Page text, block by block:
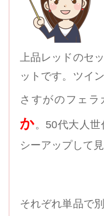
上品レッドのセ
ットです。ツイ
さすがのフェラ
か。50代大人
シーアップして
それぞれ単品で